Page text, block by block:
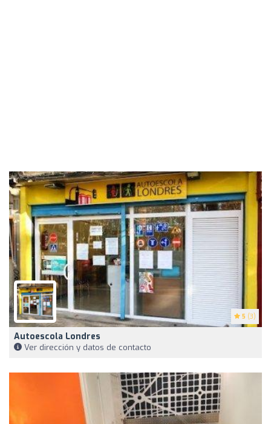
5 (3)
Autoescola Londres
Ver dirección y datos de contacto